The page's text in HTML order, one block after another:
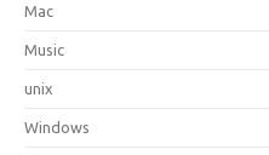
Mac
Music
unix
Windows